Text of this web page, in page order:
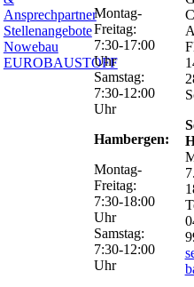
Ansprechpartner
Stellenangebote
Nowebau
EUROBAUSTOFF
Montag-
Freitag:
7:30-17:00
Uhr
Samstag:
7:30-12:00
Uhr
Hambergen:
Montag-
Freitag:
7:30-18:00
Uhr
Samstag:
7:30-12:00
Uhr